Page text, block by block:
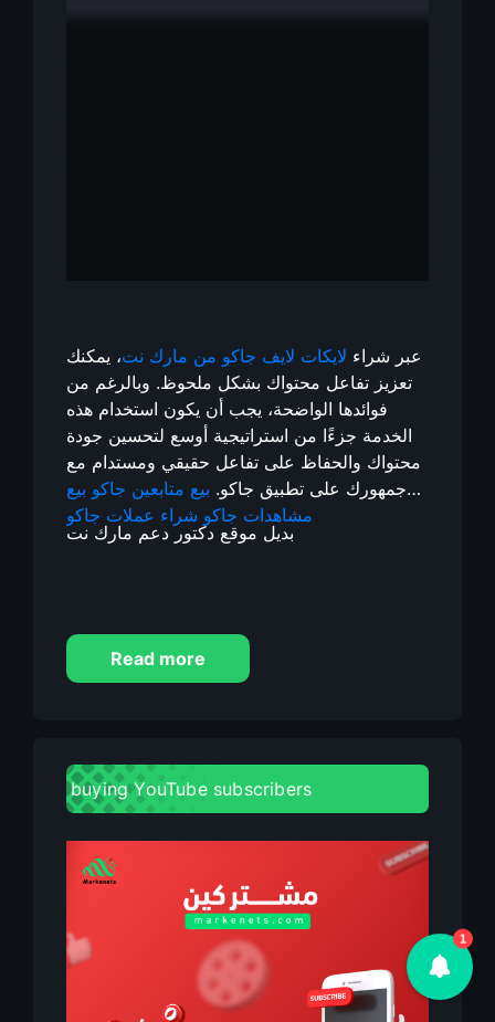
عبر شراء لايكات لايف جاكو من مارك نت، يمكنك
تعزيز تفاعل محتواك بشكل ملحوظ. وبالرغم من
فوائدها الواضحة، يجب أن يكون استخدام هذه
الخدمة جزءًا من استراتيجية أوسع لتحسين جودة
محتواك والحفاظ على تفاعل حقيقي ومستدام مع
جمهورك على تطبيق جاكو. بيع متابعين جاكو بيع
مشاهدات جاكو
بديل موقع دكتور دعم مارك نت
Read more
buying YouTube subscribers
1